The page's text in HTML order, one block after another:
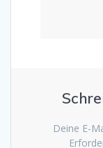
Deine E-